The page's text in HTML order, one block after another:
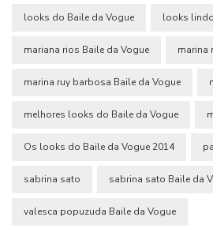
looks do Baile da Vogue looks
mariana rios Baile da Vogue marina
marina ruy barbosa Baile da Vogue
melhores looks do Baile da Vogue
Os looks do Baile da Vogue 2014
sabrina sato sabrina sato Baile da
valesca popuzuda Baile da Vogue